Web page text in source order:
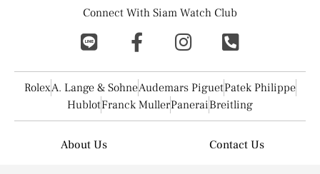
Connect With Siam Watch Club
RolexA. Lange & SohneAudemars PiguetPatek Philippe
HublotFranck MullerPaneraiBreitling
About Us Contact Us